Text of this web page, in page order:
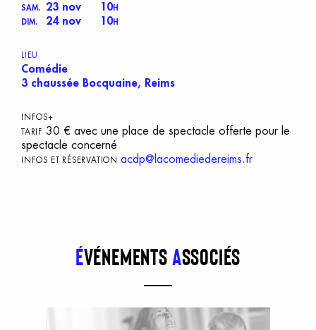
SAM.
23 nov 10H
DIM.
24 nov 10H
LIEU
Comédie
3 chaussée Bocquaine, Reims
INFOS+
TARIF 30 € avec une place de spectacle offerte pour le
spectacle concerné
INFOS ET RÉSERVATION acdp@lacomediedereims.fr
Événementsassociés